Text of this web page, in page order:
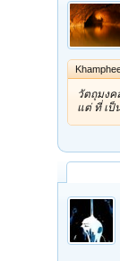
วัตถุมงค
แต่ ที่ เป็